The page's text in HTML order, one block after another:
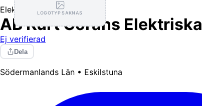
LOGOTYP SAKNAS
Elektriker
AB Kurt Görans Elektriska
Ej verifierad
Dela
Södermanlands Län • Eskilstuna